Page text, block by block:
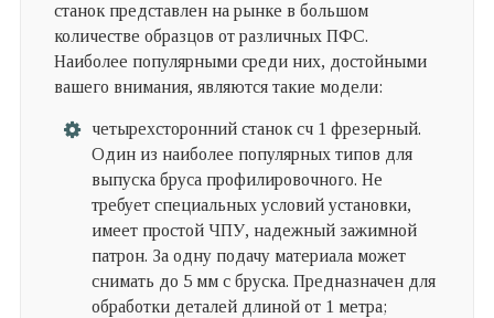
станок представлен на рынке в большом
количестве образцов от различных ПФС.
Наиболее популярными среди них, достойными
вашего внимания, являются такие модели:
четырехсторонний станок сч 1 фрезерный.
Один из наиболее популярных типов для
выпуска бруса профилировочного. Не
требует специальных условий установки,
имеет простой ЧПУ, надежный зажимной
патрон. За одну подачу материала может
снимать до 5 мм с бруска. Предназначен для
обработки деталей длиной от 1 метра;